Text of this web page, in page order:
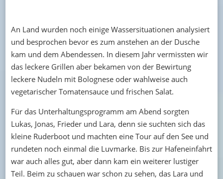
An Land wurden noch einige Wassersituationen analysiert
und besprochen bevor es zum anstehen an der Dusche
kam und dem Abendessen. In diesem Jahr vermissten wir
das leckere Grillen aber bekamen von der Bewirtung
leckere Nudeln mit Bolognese oder wahlweise auch
vegetarischer Tomatensauce und frischen Salat.
Für das Unterhaltungsprogramm am Abend sorgten
Lukas, Jonas, Frieder und Lara, denn sie suchten sich das
kleine Ruderboot und machten eine Tour auf den See und
rundeten noch einmal die Luvmarke. Bis zur Hafeneinfahrt
war auch alles gut, aber dann kam ein weiterer lustiger
Teil. Beim zu schauen war schon zu sehen, das Lara und